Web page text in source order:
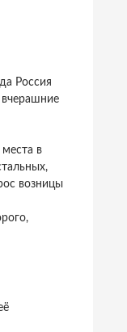
Россия
в
возницы